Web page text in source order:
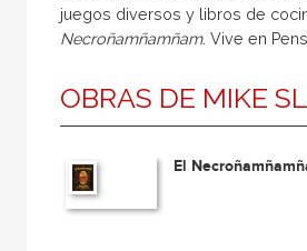
Escritor
Ilustrador
Traductor
Traductora
juegos diversos y libros de
Necroñamñamñam. Vive en
OBRAS DE MIKE
El